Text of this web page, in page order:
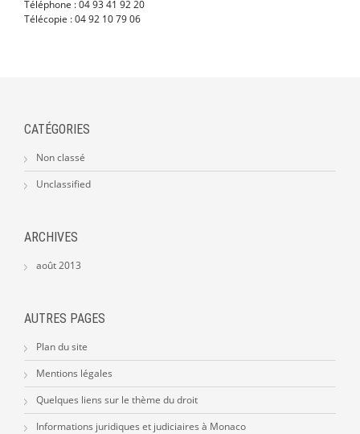
Téléphone : 04 93 41 92 20
Télécopie : 04 92 10 79 06
CATÉGORIES
Non classé
Unclassified
ARCHIVES
août 2013
AUTRES PAGES
Plan du site
Mentions légales
Quelques liens sur le thème du droit
Informations juridiques et judiciaires à Monaco